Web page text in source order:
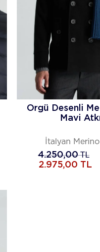
Örgü Desenli
Mavi
İtalyan
4.250,00TL
2.975,00 TL